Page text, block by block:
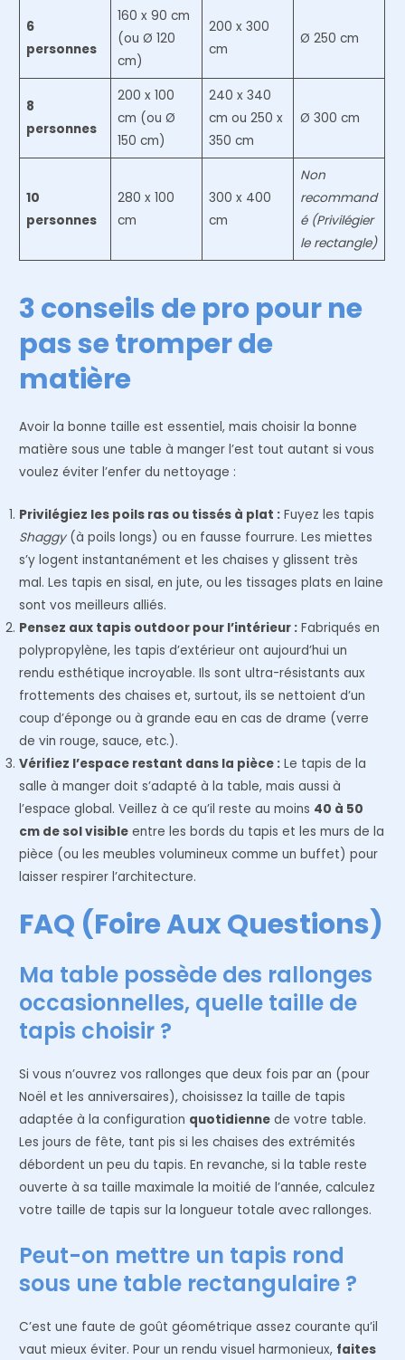
6
personnes
160 x 90 cm
(ou Ø 120
cm)
200 x 300
cm
Ø 250 cm
8
personnes
200 x 100
cm (ou Ø
150 cm)
240 x 340
cm ou 250 x
350 cm
Ø 300 cm
10
personnes
280 x 100
cm
300 x 400
cm
Non
recommand
é (Privilégier
le rectangle)
3 conseils de pro pour ne
pas se tromper de
matière
Avoir la bonne taille est essentiel, mais choisir la bonne
matière sous une table à manger l’est tout autant si vous
voulez éviter l’enfer du nettoyage :
Privilégiez les poils ras ou tissés à plat : Fuyez les tapis
Shaggy(à poils longs) ou en fausse fourrure. Les miettes
s’y logent instantanément et les chaises y glissent très
mal. Les tapis en sisal, en jute, ou les tissages plats en laine
sont vos meilleurs alliés.
Pensez aux tapis outdoor pour l’intérieur : Fabriqués en
polypropylène, les tapis d’extérieur ont aujourd’hui un
rendu esthétique incroyable. Ils sont ultra-résistants aux
frottements des chaises et, surtout, ils se nettoient d’un
coup d’éponge ou à grande eau en cas de drame (verre
de vin rouge, sauce, etc.).
Vérifiez l’espace restant dans la pièce : Le tapis de la
salle à manger doit s’adapté à la table, mais aussi à
l’espace global. Veillez à ce qu’il reste au moins 40 à 50
cm de sol visible entre les bords du tapis et les murs de la
pièce (ou les meubles volumineux comme un buffet) pour
laisser respirer l’architecture.
FAQ (Foire Aux Questions)
Ma table possède des rallonges
occasionnelles, quelle taille de
tapis choisir ?
Si vous n’ouvrez vos rallonges que deux fois par an (pour
Noël et les anniversaires), choisissez la taille de tapis
adaptée à la configuration quotidienne de votre table.
Les jours de fête, tant pis si les chaises des extrémités
débordent un peu du tapis. En revanche, si la table reste
ouverte à sa taille maximale la moitié de l’année, calculez
votre taille de tapis sur la longueur totale avec rallonges.
Peut-on mettre un tapis rond
sous une table rectangulaire ?
C’est une faute de goût géométrique assez courante qu’il
vaut mieux éviter. Pour un rendu visuel harmonieux, faites